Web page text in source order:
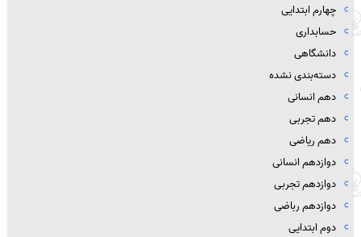
چهارم ابتدایی
حسابداری
دانشگاهی
دسته‌بندی نشده
دهم انسانی
دهم تجربی
دهم ریاضی
دوازدهم انسانی
دوازدهم تجربی
دوازدهم رباضی
دوم ابتدایی